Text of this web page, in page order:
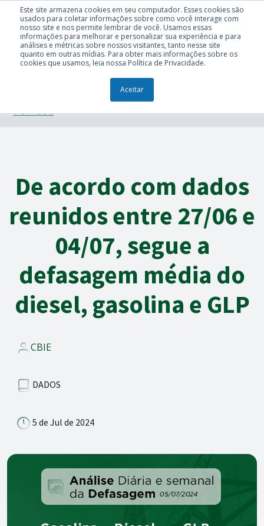
Este site armazena cookies em seu computador. Esses cookies são
usados para coletar informações sobre como você interage com
nosso site e nos permite lembrar de você. Usamos essas
informações para melhorar e personalizar sua experiência e para
análises e métricas sobre nossos visitantes, tanto nesse site
quanto em outras mídias. Para obter mais informações sobre os
cookies que usamos, leia nossa Política de Privacidade.
Aceitar
TÓPICOS
De acordo com dados
reunidos entre 27/06 e
04/07, segue a
defasagem média do
diesel, gasolina e GLP
CBIE
DADOS
5 de Jul de 2024